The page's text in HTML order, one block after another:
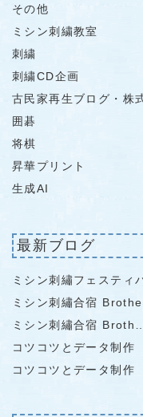
その他
ミシン刺繍教室
刺繍
刺繍CD企画
古民家再生ブログ・株
囲碁
将棋
昇華プリント
生成AI
最新ブログ
ミシン刺繡フェスティ
ミシン刺繡合宿
ミシン刺繡合宿 Broth…
コツコツとデータ制
コツコツとデータ制